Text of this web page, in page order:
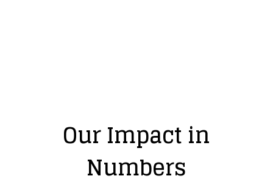
Our Impact in
Numbers